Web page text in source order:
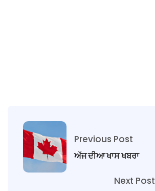
Previous Post
ਅੱਜ ਦੀਆ ਖਾਸ ਖਬਰਾ
Next Post